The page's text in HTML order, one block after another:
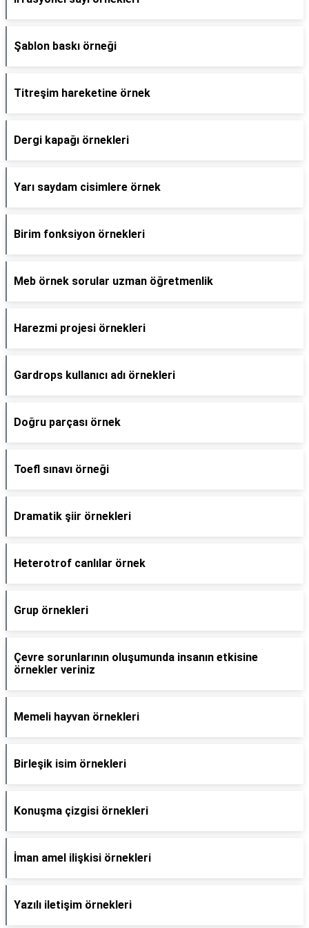
Şablon baskı örneği
Titreşim hareketine örnek
Dergi kapağı örnekleri
Yarı saydam cisimlere örnek
Birim fonksiyon örnekleri
Meb örnek sorular uzman öğretmenlik
Harezmi projesi örnekleri
Gardrops kullanıcı adı örnekleri
Doğru parçası örnek
Toefl sınavı örneği
Dramatik şiir örnekleri
Heterotrof canlılar örnek
Grup örnekleri
Çevre sorunlarının oluşumunda insanın etkisine
örnekler veriniz
Memeli hayvan örnekleri
Birleşik isim örnekleri
Konuşma çizgisi örnekleri
İman amel ilişkisi örnekleri
Yazılı iletişim örnekleri